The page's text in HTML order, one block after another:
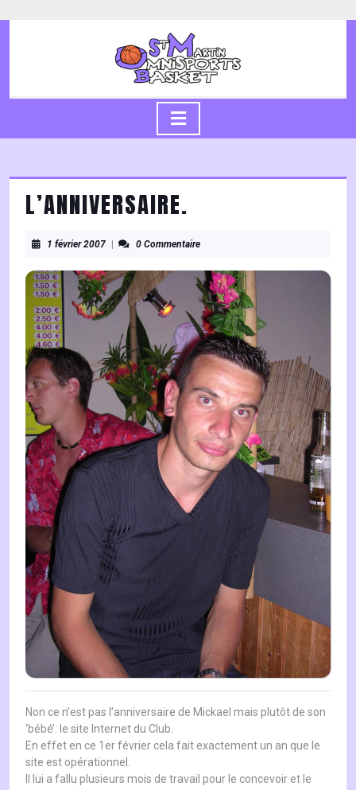
to
L’ANNIVERSAIRE.
1 février 20071
2007
0 Commentaire
Non ce n’est pas l’anniversaire de Mickael mais plutôt de son
‘bébé’: le site Internet du Club.
En effet en ce 1er février cela fait exactement un an que le
site est opérationnel.
Il lui a fallu plusieurs mois de travail pour le concevoir et le